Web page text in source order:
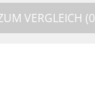
VERGLEICH